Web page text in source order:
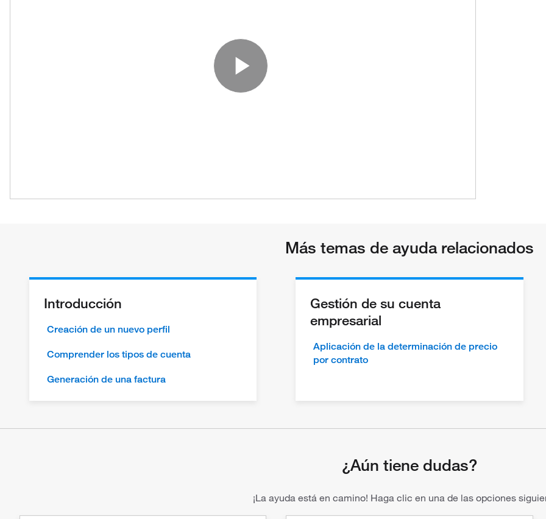
Play Video
Más temas de ayuda relacionados
Introducción
Creación de un nuevo perfil
Comprender los tipos de cuenta
Generación de una factura
Gestión de su cuenta
empresarial
Aplicación de la determinación de precio
por contrato
¿Aún tiene dudas?
¡La ayuda está en camino! Haga clic en una de las opciones